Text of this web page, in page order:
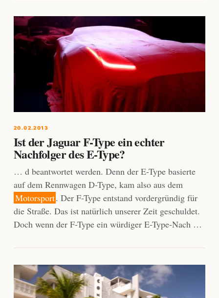
20.02.2013
Ist der Jaguar F-Type ein echter
Nachfolger des E-Type?
… d beantwortet werden. Denn der E-Type basierte
auf dem Rennwagen D-Type, kam also aus dem
Motorsport. Der F-Type entstand vordergründig für
die Straße. Das ist natürlich unserer Zeit geschuldet.
Doch wenn der F-Type ein würdiger E-Type-Nach …